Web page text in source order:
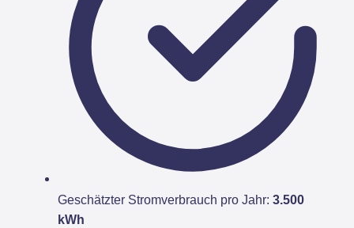
Geschätzter Stromverbrauch pro Jahr: 3.500
kWh